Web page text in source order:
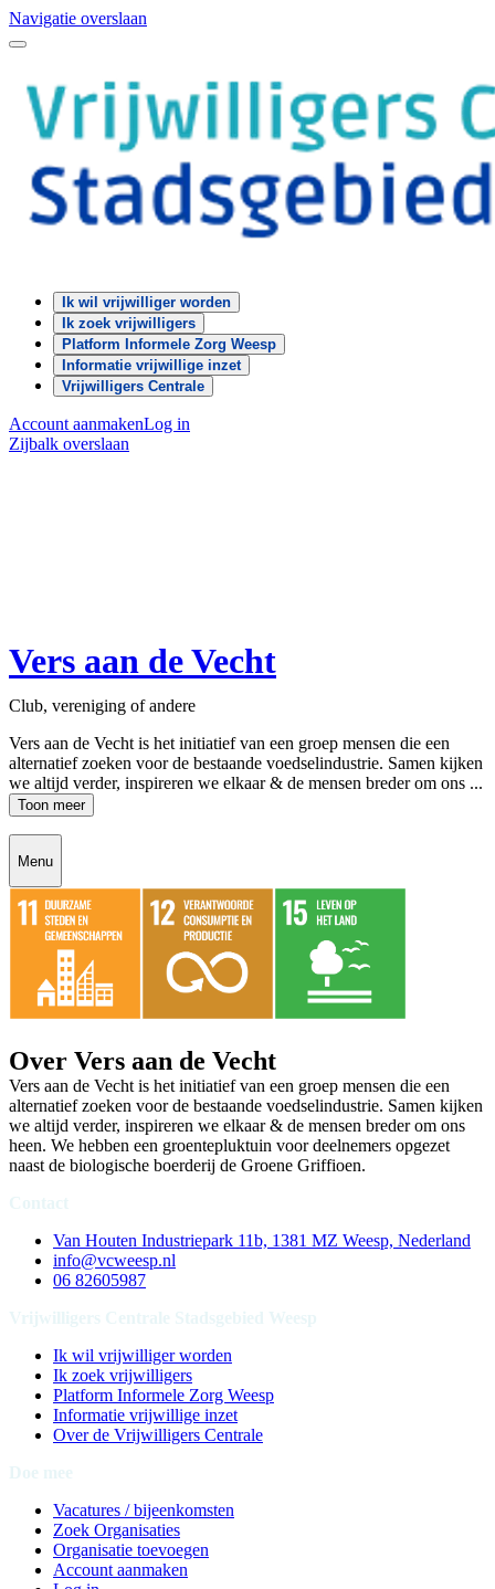
Navigatie overslaan
Ik wil vrijwilliger worden
Ik zoek vrijwilligers
Platform Informele Zorg Weesp
Informatie vrijwillige inzet
Vrijwilligers Centrale
Account aanmakenLog in
Zijbalk overslaan
Vers aan de Vecht
Club, vereniging of andere
Vers aan de Vecht is het initiatief van een groep mensen die een
alternatief zoeken voor de bestaande voedselindustrie. Samen kijken
we altijd verder, inspireren we elkaar & de mensen breder om ons ...
Toon meer
Menu
Over Vers aan de Vecht
Vers aan de Vecht is het initiatief van een groep mensen die een
alternatief zoeken voor de bestaande voedselindustrie. Samen kijken
we altijd verder, inspireren we elkaar & de mensen breder om ons
heen. We hebben een groentepluktuin voor deelnemers opgezet
naast de biologische boerderij de Groene Griffioen.
Van Houten Industriepark 11b, 1381 MZ Weesp, Nederland
info@vcweesp.nl
06 82605987
Ik wil vrijwilliger worden
Ik zoek vrijwilligers
Platform Informele Zorg Weesp
Informatie vrijwillige inzet
Over de Vrijwilligers Centrale
Vacatures / bijeenkomsten
Zoek Organisaties
Organisatie toevoegen
Account aanmaken